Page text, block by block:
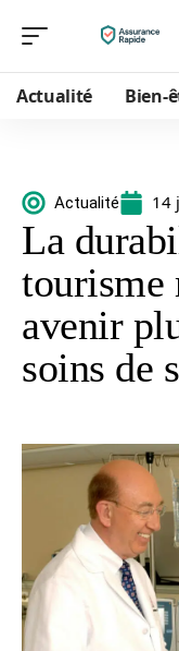
Actualité Bien-
Actualité 14
La
tourisme
avenir
soins de